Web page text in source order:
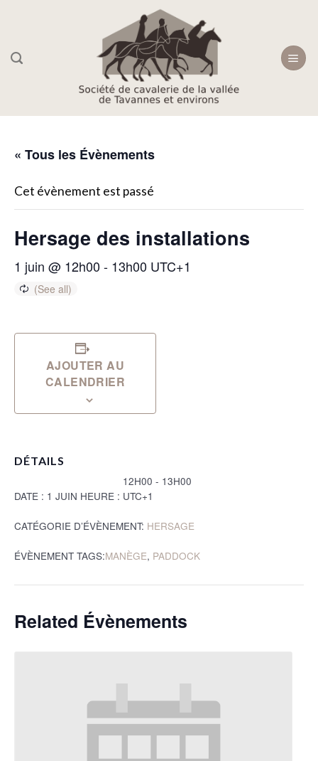
« Tous les Évènements
Cet évènement est passé
Hersage des installations
1 juin @ 12h00 - 13h00 UTC+1
AJOUTER AU
CALENDRIER
DÉTAILS
DATE : 1 JUIN HEURE :
12H00 - 13H00
UTC+1
CATÉGORIE D’ÉVÈNEMENT: HERSAGE
ÉVÈNEMENT TAGS:MANÈGE, PADDOCK
Related Évènements